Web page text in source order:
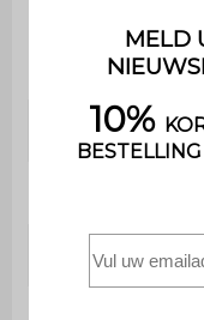
Gewicht
2x Chaise